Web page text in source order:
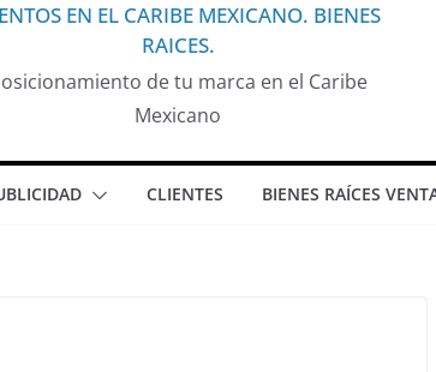
EN EL CARIBE MEXICANO. BIENES
RAICES.
de tu marca en el Caribe
Mexicano
CLIENTES BIENES RAÍCES